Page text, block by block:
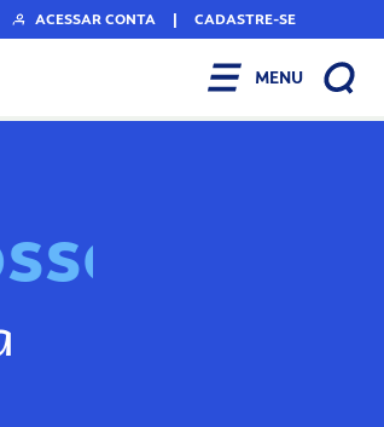
ACESSAR CONTA | CADASTRE-SE
MENU
sso